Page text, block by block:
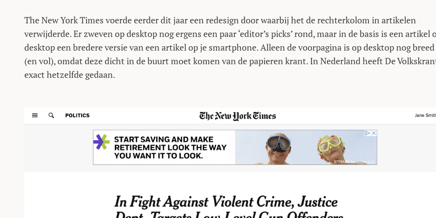
The New York Times voerde eerder dit jaar een redesign door waarbij het de rechterkolom in artikelen
verwijderde. Er zweven op desktop nog ergens een paar ‘editor’s picks’ rond, maar in de basis is een artikel
desktop een bredere versie van een artikel op je smartphone. Alleen de voorpagina is op desktop nog breed
(en vol), omdat deze dicht in de buurt moet komen van de papieren krant. In Nederland heeft De
exact hetzelfde gedaan.